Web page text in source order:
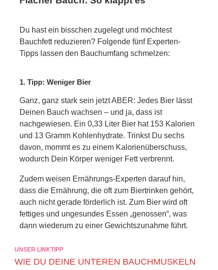
Du hast ein bisschen zugelegt und möchtest
Bauchfett reduzieren? Folgende fünf Experten-
Tipps lassen den Bauchumfang schmelzen:
1. Tipp: Weniger Bier
Ganz, ganz stark sein jetzt ABER: Jedes Bier lässt
Deinen Bauch wachsen – und ja, dass ist
nachgewiesen. Ein 0,33 Liter Bier hat 153 Kalorien
und 13 Gramm Kohlenhydrate. Trinkst Du sechs
davon, mommt es zu einem Kalorienüberschuss,
wodurch Dein Körper weniger Fett verbrennt.
Zudem weisen Ernährungs-Experten darauf hin,
dass die Ernährung, die oft zum Biertrinken gehört,
auch nicht gerade förderlich ist. Zum Bier wird oft
fettiges und ungesundes Essen „genossen“, was
dann wiederum zu einer Gewichtszunahme führt.
UNSER LINKTIPP
WIE DU DEINE UNTEREN BAUCHMUSKELN